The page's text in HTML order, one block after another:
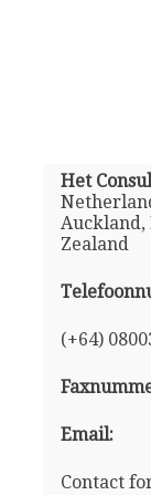
Het
Auckland,
Zealand
(+64)
Email:
Contact